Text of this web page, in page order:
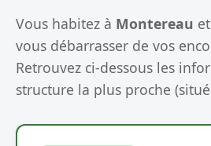
Vous habitez à Montereau
vous débarrasser de vos
Retrouvez ci-dessous les
structure la plus proche